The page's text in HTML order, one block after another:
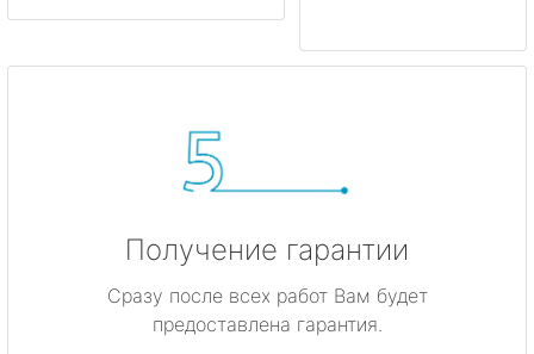
Получение гарантии
Сразу после всех работ Вам будет
предоставлена гарантия.